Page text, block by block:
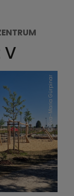
Eva-Maria Gürpinar